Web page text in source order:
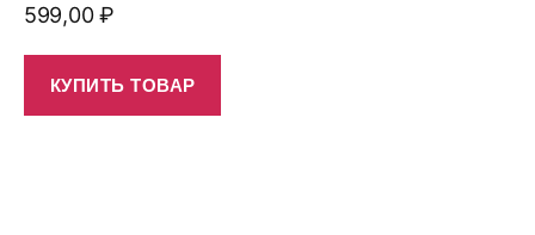
599,00₽
КУПИТЬ ТОВАР